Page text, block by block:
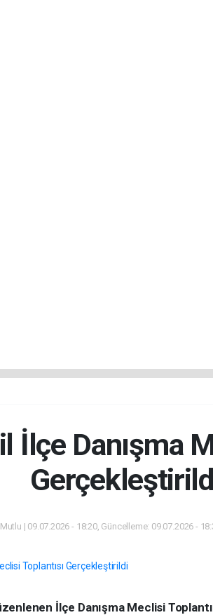
İlçe Danışma
| 09.07.2026 - 18:20, Güncelleme: 09.07.2026 -
İlçe Danışma Meclisi